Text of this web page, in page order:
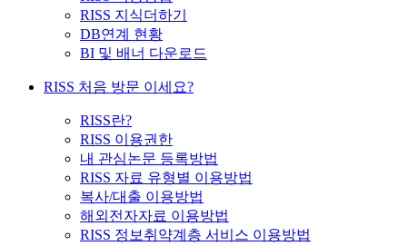
RISS 지식더하기
DB연계 현황
BI 및 배너 다운로드
RISS 처음 방문 이세요?
RISS란?
RISS 이용권한
내 관심논문 등록방법
RISS 자료 유형별 이용방법
복사/대출 이용방법
해외전자자료 이용방법
RISS 정보취약계층 서비스 이용방법